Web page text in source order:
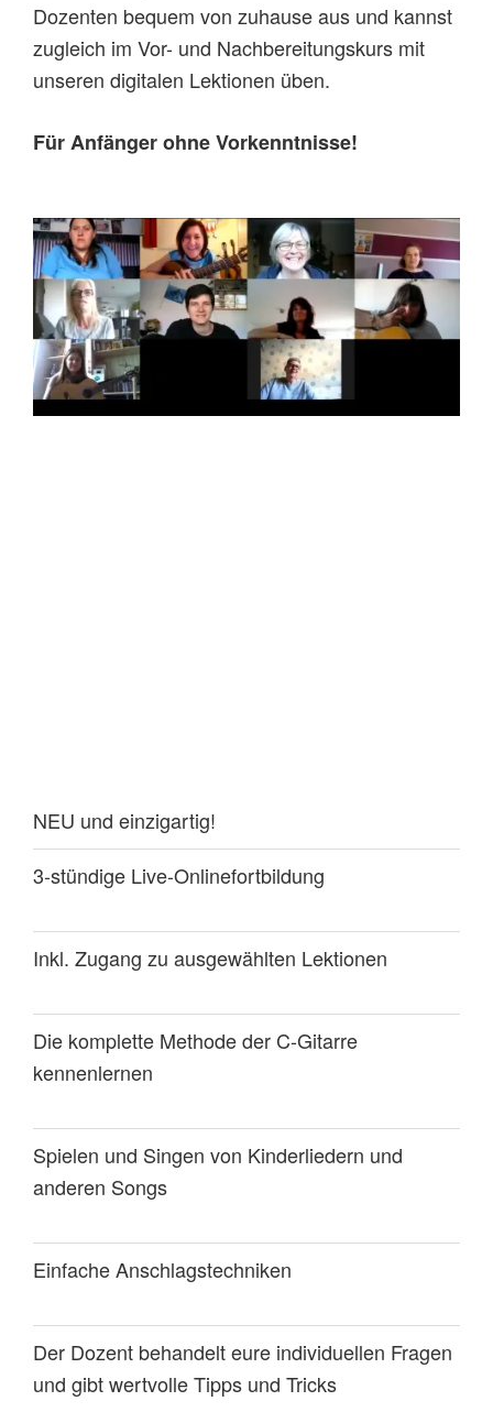
Dozenten bequem von zuhause aus und kannst
zugleich im Vor- und Nachbereitungskurs mit
unseren digitalen Lektionen üben.
Für Anfänger ohne Vorkenntnisse!
NEU und einzigartig!
3-stündige Live-Onlinefortbildung
Inkl. Zugang zu ausgewählten Lektionen
Die komplette Methode der C-Gitarre
kennenlernen
Spielen und Singen von Kinderliedern und
anderen Songs
Einfache Anschlagstechniken
Der Dozent behandelt eure individuellen Fragen
und gibt wertvolle Tipps und Tricks